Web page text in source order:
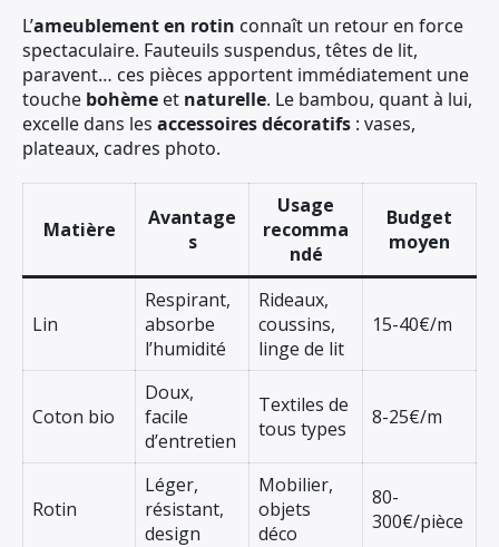
L’ameublement en rotin connaît un retour en force
spectaculaire. Fauteuils suspendus, têtes de lit,
paravent… ces pièces apportent immédiatement une
touche bohème et naturelle. Le bambou, quant à lui,
excelle dans les accessoires décoratifs : vases,
plateaux, cadres photo.
Matière
Avantage
s
Usage
recomma
ndé
Budget
moyen
Lin
Respirant,
absorbe
l’humidité
Rideaux,
coussins,
linge de lit
15-40€/m
Coton bio
Doux,
facile
d’entretien
Textiles de
tous types
8-25€/m
Rotin
Léger,
résistant,
design
Mobilier,
objets
déco
80-
300€/pièce